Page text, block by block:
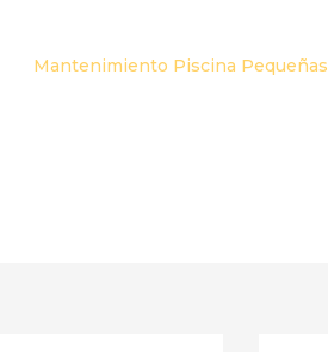
Mantenimiento Piscina Pequeñas